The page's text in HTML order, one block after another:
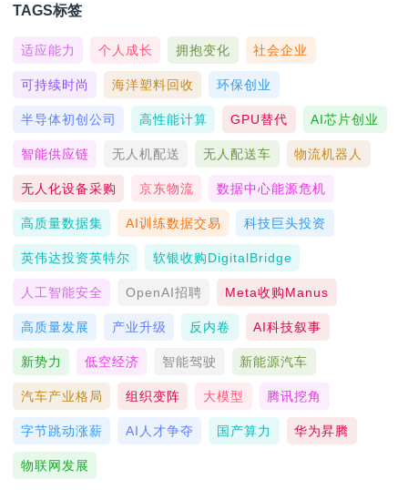
TAGS标签
适应能力 个人成长 拥抱变化 社会企业
可持续时尚 海洋塑料回收 环保创业
半导体初创公司 高性能计算 GPU替代 AI芯片创业
智能供应链 无人机配送 无人配送车 物流机器人
无人化设备采购 京东物流 数据中心能源危机
高质量数据集 AI训练数据交易 科技巨头投资
英伟达投资英特尔 软银收购DigitalBridge
人工智能安全 OpenAI招聘 Meta收购Manus
高质量发展 产业升级 反内卷 AI科技叙事
新势力 低空经济 智能驾驶 新能源汽车
汽车产业格局 组织变阵 大模型 腾讯挖角
字节跳动涨薪 AI人才争夺 国产算力 华为昇腾
物联网发展